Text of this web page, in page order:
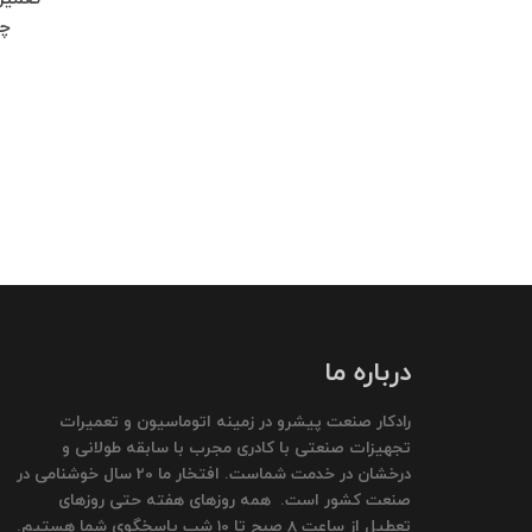
درباره ما
رادکار صنعت پیشرو در زمینه اتوماسیون و تعمیرات
تجهیزات صنعتی با کادری مجرب با سابقه طولانی و
درخشان در خدمت شماست. افتخار ما 20 سال خوشنامی در
صنعت کشور است. همه روزهای هفته حتی روزهای
تعطیل از ساعت 8 صبح تا 10 شب پاسخگوی شما هستیم.